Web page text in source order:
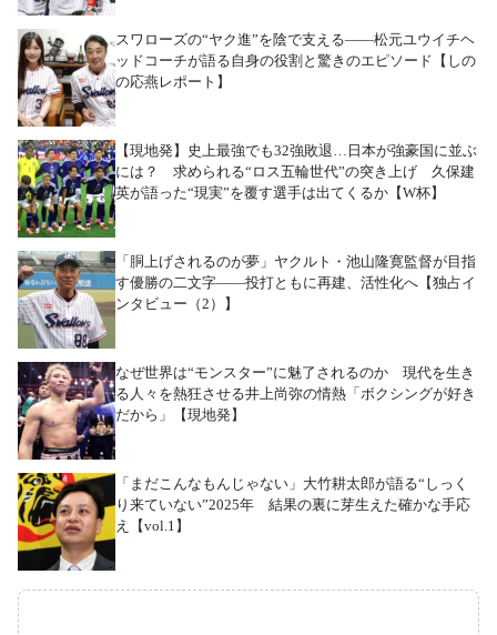
スワローズの“ヤク進”を陰で支える――松元ユウイチヘ
ッドコーチが語る自身の役割と驚きのエピソード【しの
の応燕レポート】
【現地発】史上最強でも32強敗退…日本が強豪国に並ぶ
には？ 求められる“ロス五輪世代”の突き上げ 久保建
英が語った“現実”を覆す選手は出てくるか【W杯】
「胴上げされるのが夢」ヤクルト・池山隆寛監督が目指
す優勝の二文字――投打ともに再建、活性化へ【独占イ
ンタビュー（2）】
なぜ世界は“モンスター”に魅了されるのか 現代を生き
る人々を熱狂させる井上尚弥の情熱「ボクシングが好き
だから」【現地発】
「まだこんなもんじゃない」大竹耕太郎が語る“しっく
り来ていない”2025年 結果の裏に芽生えた確かな手応
え【vol.1】